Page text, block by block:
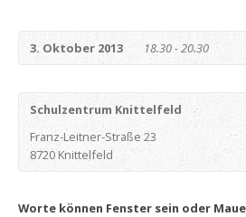
3. Oktober 2013 18.30 - 20.30
Schulzentrum Knittelfeld
Franz-Leitner-Straße 23
8720 Knittelfeld
Worte können Fenster sein oder